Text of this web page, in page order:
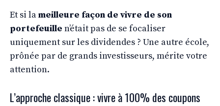
Et si lameilleure façon de vivre de son
portefeuille n’était pas de se focaliser
uniquement sur les dividendes ? Une autre école,
prônée par de grands investisseurs, mérite votre
attention.
L’approche classique : vivre à 100% des coupons